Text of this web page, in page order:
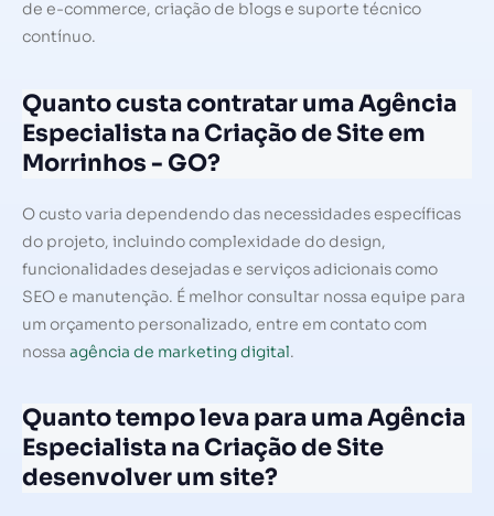
de e-commerce, criação de blogs e suporte técnico
contínuo.
Quanto custa contratar uma Agência
Especialista na Criação de Site em
Morrinhos - GO?
O custo varia dependendo das necessidades específicas
do projeto, incluindo complexidade do design,
funcionalidades desejadas e serviços adicionais como
SEO e manutenção. É melhor consultar nossa equipe para
um orçamento personalizado, entre em contato com
nossa agência de marketing digital.
Quanto tempo leva para uma Agência
Especialista na Criação de Site
desenvolver um site?